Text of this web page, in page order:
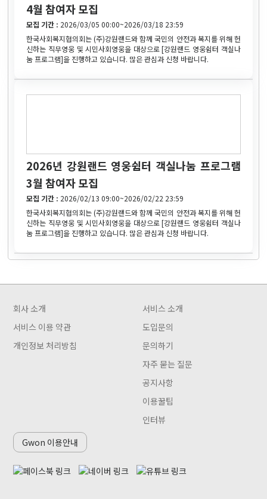
4월 참여자 모집
모집 기간 : 2026/03/05 00:00~2026/03/18 23:59
한국사회복지협의회는 (주)강원랜드와 함께 국민의 안전과 복지를 위해 헌
신하는 직무영웅 및 시민사회영웅을 대상으로 [강원랜드 영웅쉼터 객실나
눔 프로그램]을 진행하고 있습니다. 많은 관심과 신청 바랍니다.
2026년 강원랜드 영웅쉼터 객실나눔 프로그램
3월 참여자 모집
모집 기간 : 2026/02/13 09:00~2026/02/22 23:59
한국사회복지협의회는 (주)강원랜드와 함께 국민의 안전과 복지를 위해 헌
신하는 직무영웅 및 시민사회영웅을 대상으로 [강원랜드 영웅쉼터 객실나
눔 프로그램]을 진행하고 있습니다. 많은 관심과 신청 바랍니다.
회사 소개
서비스 이용 약관
개인정보 처리방침
서비스 소개
도입문의
문의하기
자주 묻는 질문
공지사항
이용꿀팁
인터뷰
Gwon 이용안내